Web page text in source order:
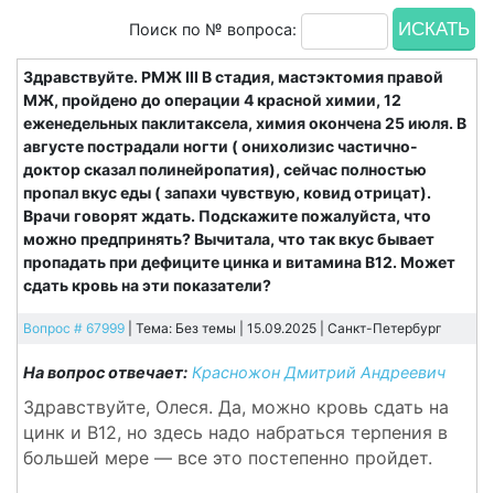
Поиск по № вопроса:
Здравствуйте. РМЖ III B стадия, мастэктомия правой
МЖ, пройдено до операции 4 красной химии, 12
еженедельных паклитаксела, химия окончена 25 июля. В
августе пострадали ногти ( онихолизис частично-
доктор сказал полинейропатия), сейчас полностью
пропал вкус еды ( запахи чувствую, ковид отрицат).
Врачи говорят ждать. Подскажите пожалуйста, что
можно предпринять? Вычитала, что так вкус бывает
пропадать при дефиците цинка и витамина В12. Может
сдать кровь на эти показатели?
Вопрос # 67999 | Тема: Без темы | 15.09.2025 | Санкт-Петербург
На вопрос отвечает: Красножон Дмитрий Андреевич
Здравствуйте, Олеся. Да, можно кровь сдать на
цинк и В12, но здесь надо набраться терпения в
большей мере — все это постепенно пройдет.